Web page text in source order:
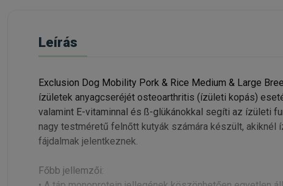
Leírás
Exclusion Dog Mobility Pork & Rice Medium & Large
ízületek anyagcseréjét osteoarthritis (ízületi kopás)
valamint E-vitaminnal és ß-glükánokkal segíti az ízületi
nagy testméretű felnőtt kutyák számára készült,
fájdalmak jelentkeznek.
Főbb jellemzői: